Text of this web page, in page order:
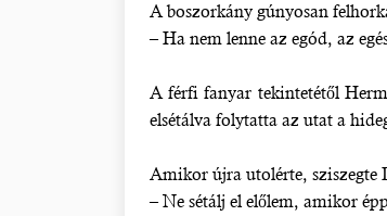
A boszorkány gúnyosan
– Ha nem lenne az egód, az
A férfi fanyar tekintetétől
elsétálva folytatta az utat a
Amikor újra utolérte, sziszegte
– Ne sétálj el előlem, amikor